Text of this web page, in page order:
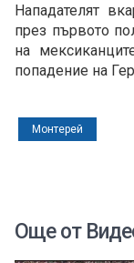
Нападателят
през първото
на
попадение на
Монтерей
Още от